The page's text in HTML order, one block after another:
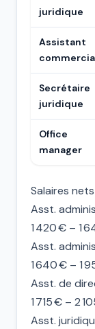
juridique
Assistant
Secrétaire
juridique
Office
manager
Salaires
Asst.
1 420 € – 1
Asst.
1 640 € – 1
Asst. de
1 715 € – 2
Asst.